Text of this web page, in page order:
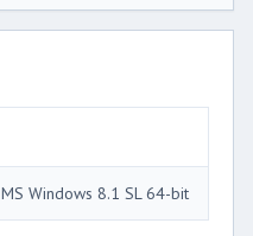
MS Windows 8.1 SL 64-bit